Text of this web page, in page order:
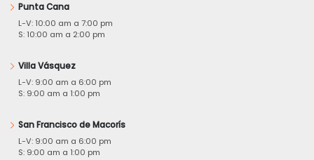
Punta Cana
L-V: 10:00 am a 7:00 pm
S: 10:00 am a 2:00 pm
Villa Vásquez
L-V: 9:00 am a 6:00 pm
S: 9:00 am a 1:00 pm
San Francisco de Macorís
L-V: 9:00 am a 6:00 pm
S: 9:00 am a 1:00 pm